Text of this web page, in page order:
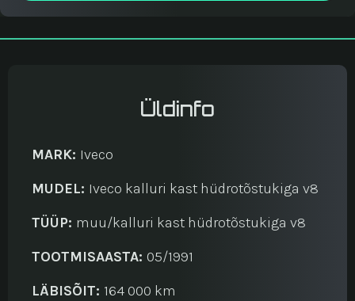
Üldinfo
MARK: Iveco
MUDEL: Iveco kalluri kast hüdrotõstukiga v8
TÜÜP: muu/kalluri kast hüdrotõstukiga v8
TOOTMISAASTA: 05/1991
LÄBISÕIT: 164 000 km